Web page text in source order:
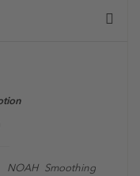
NOAH Smoothing